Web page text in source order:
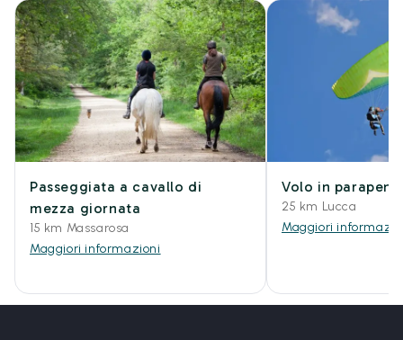
Passeggiata a cavallo di
mezza giornata
15 km Massarosa
Maggiori informazioni
Volo in
25 km Lucca
Maggiori